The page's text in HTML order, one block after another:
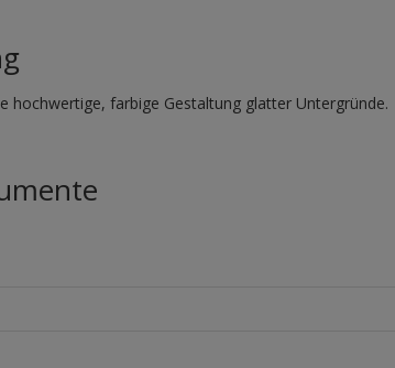
hochwertige, farbige Gestaltung glatter Untergründe.